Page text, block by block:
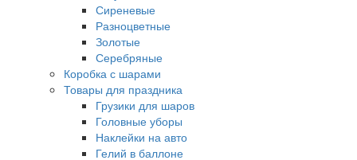
Сиреневые
Разноцветные
Золотые
Серебряные
Коробка с шарами
Товары для праздника
Грузики для шаров
Головные уборы
Наклейки на авто
Гелий в баллоне